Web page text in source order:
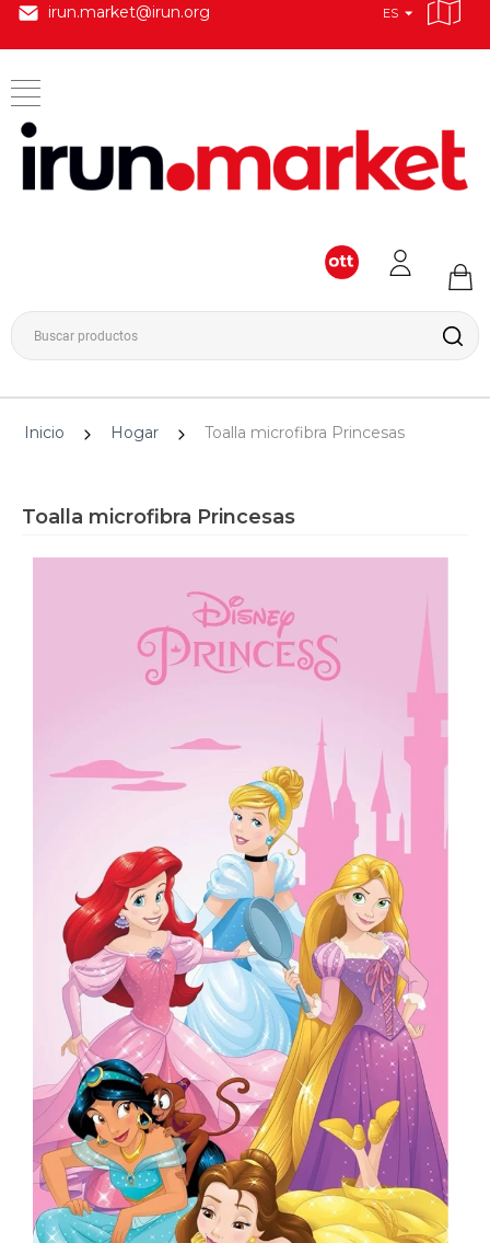
irun.market@irun.org ES
Inicio Hogar Toalla microfibra Princesas
Toalla microfibra Princesas